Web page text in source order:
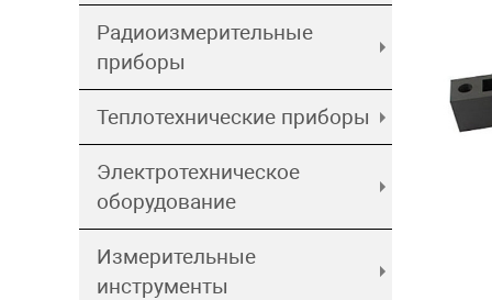
Радиоизмерительные
приборы
Теплотехнические приборы
Электротехническое
оборудование
Измерительные
инструменты